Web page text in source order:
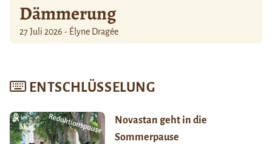
Dämmerung
27 Juli 2026 - Élyne Dragée
ENTSCHLÜSSELUNG
Novastan geht in die
Sommerpause